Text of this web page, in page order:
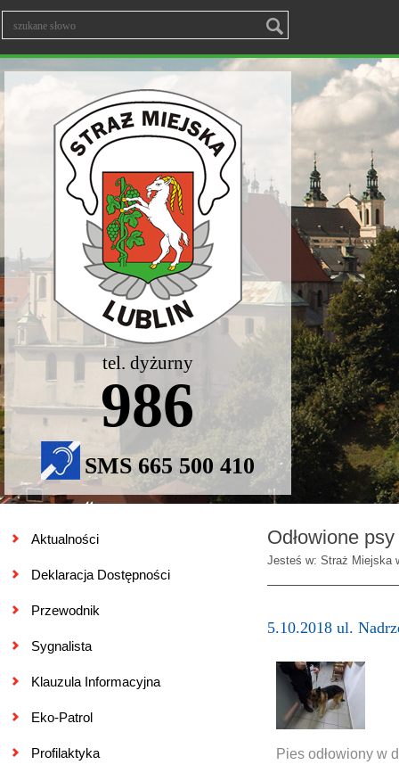
tel. dyżurny
986
SMS 665 500 410
Aktualności
Deklaracja Dostępności
Przewodnik
Sygnalista
Klauzula Informacyjna
Eko-Patrol
Profilaktyka
Odłowione
Jesteś w: Straż Miejska
5.10.2018 ul.
Pies odłowiony w